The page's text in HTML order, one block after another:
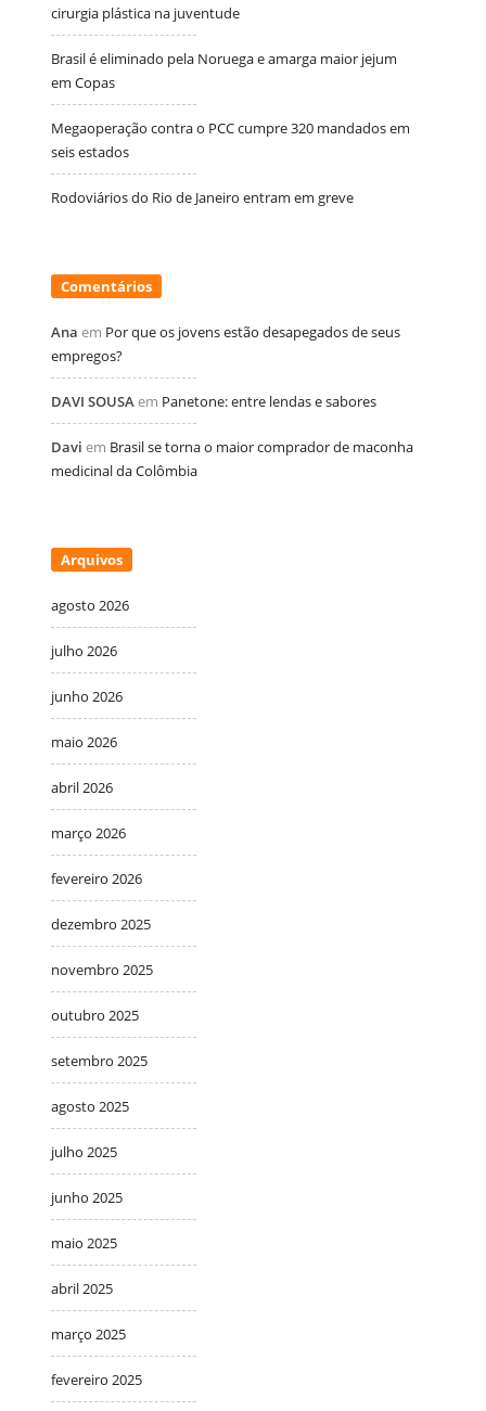
cirurgia plástica na juventude
Brasil é eliminado pela Noruega e amarga maior jejum
em Copas
Megaoperação contra o PCC cumpre 320 mandados em
seis estados
Rodoviários do Rio de Janeiro entram em greve
Comentários
Ana em Por que os jovens estão desapegados de seus
empregos?
DAVI SOUSA em Panetone: entre lendas e sabores
Davi em Brasil se torna o maior comprador de maconha
medicinal da Colômbia
Arquivos
agosto 2026
julho 2026
junho 2026
maio 2026
abril 2026
março 2026
fevereiro 2026
dezembro 2025
novembro 2025
outubro 2025
setembro 2025
agosto 2025
julho 2025
junho 2025
maio 2025
abril 2025
março 2025
fevereiro 2025